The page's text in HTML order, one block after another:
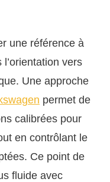
une référence à
vers
Une approche
permet de
calibrées pour
en contrôlant le
Ce point de
fluide avec